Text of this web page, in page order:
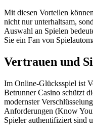
Mit diesen Vorteilen
nicht nur unterhaltsam,
Auswahl an Spielen
Sie ein Fan von
Vertrauen und
Im Online-Glücksspiel ist
Betrunner Casino schützt
modernster
Anforderungen (Know
Spieler authentifiziert sind